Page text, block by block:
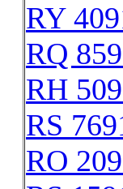
RY
RQ
RH
RS
RO